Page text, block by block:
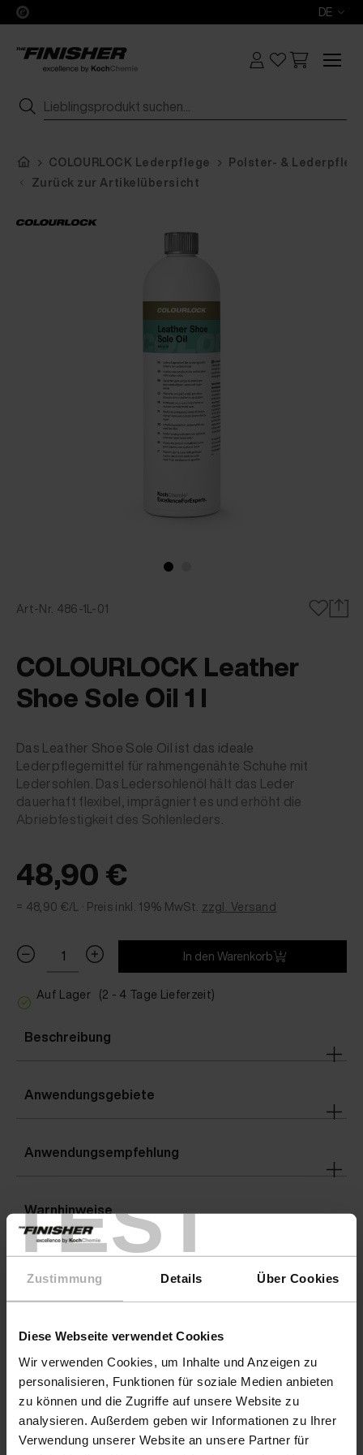
TEST
Zustimmung Details Über Cookies
Diese Webseite verwendet Cookies
Wir verwenden Cookies, um Inhalte und Anzeigen zu
personalisieren, Funktionen für soziale Medien anbieten
zu können und die Zugriffe auf unsere Website zu
analysieren. Außerdem geben wir Informationen zu Ihrer
Verwendung unserer Website an unsere Partner für
DE
COLOURLOCK Lederpflege
Polster- &
Zurück zur Artikelübersicht
Art-Nr. 486-1L-01
COLOURLOCK Leather
Shoe Sole Oil 1 l
Das Leather Shoe Sole Oil ist das ideale
Lederpflegemittel für rahmengenähte Schuhe mit
Ledersohlen. Das Ledersohlenöl hält das Leder
dauerhaft flexibel, imprägniert es und erhöht die
Abriebfestigkeit des Sohlenleders.
48,90 €
= 48,90 €/L · Preis inkl. 19% MwSt. zzgl. Versand
In den Warenkorb
Auf Lager (2 - 4 Tage Lieferzeit)
Beschreibung
Anwendungsgebiete
Anwendungsempfehlung
Warnhinweise
Downloads